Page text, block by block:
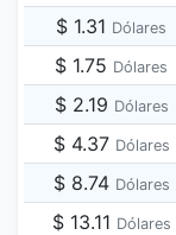
$ 1.31 Dólares
$ 1.75 Dólares
$ 2.19 Dólares
$ 4.37 Dólares
$ 8.74 Dólares
$ 13.11 Dólares